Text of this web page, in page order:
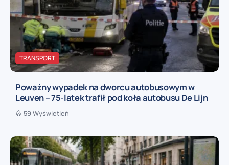
TRANSPORT
Poważny wypadek na dworcu autobusowym w
Leuven – 75-latek trafił pod koła autobusu De Lijn
59 Wyświetleń